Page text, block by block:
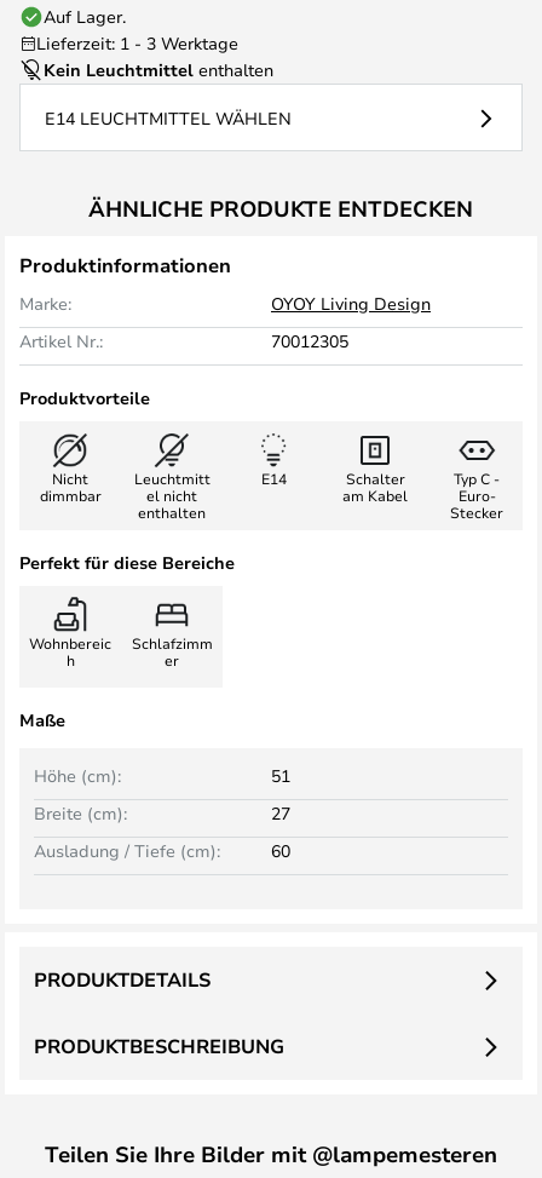
Auf Lager.
Lieferzeit: 1 - 3 Werktage
Kein Leuchtmittel enthalten
E14 LEUCHTMITTEL WÄHLEN
ÄHNLICHE PRODUKTE ENTDECKEN
Produktinformationen
Marke:
OYOY Living Design
Artikel Nr.:
70012305
Produktvorteile
Nicht
dimmbar
Leuchtmitt
el nicht
enthalten
E14
Schalter
am Kabel
Typ C -
Euro-
Stecker
Perfekt für diese Bereiche
Wohnbereic
h
Schlafzimm
er
Maße
Breite (cm): 27
Höhe (cm): 51
Ausladung / Tiefe (cm): 60
PRODUKTBESCHREIBUNG
PRODUKTDETAILS
Teilen Sie Ihre Bilder mit @lampemesteren